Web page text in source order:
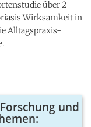
über 2
Wirksamkeit in
Alltagspraxis-
und